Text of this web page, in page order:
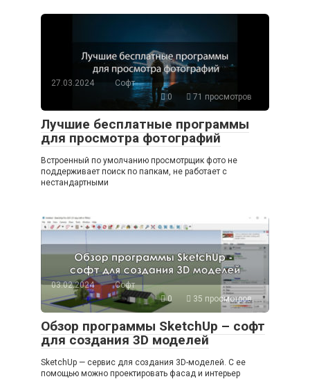
27.03.2024
Софт
0
71 просмотров
Лучшие бесплатные программы
для просмотра фотографий
Встроенный по умолчанию просмотрщик фото не
поддерживает поиск по папкам, не работает с
нестандартными
03.02.2024
Софт
0
35 просмотров
Обзор программы SketchUp – софт
для создания 3D моделей
SketchUp — сервис для создания 3D-моделей. С ее
помощью можно проектировать фасад и интерьер